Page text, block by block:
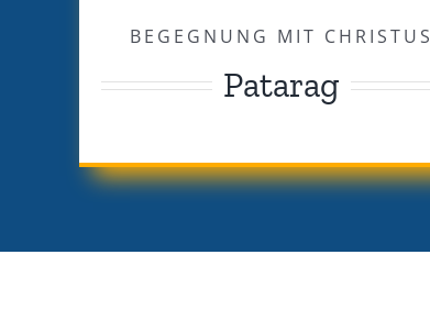
BEGEGNUNG MIT CHRISTUS
Patarag